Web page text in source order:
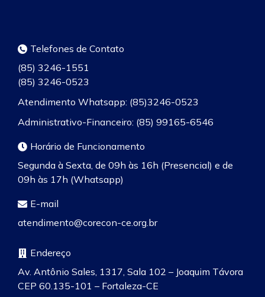
Telefones de Contato
(85) 3246-1551
(85) 3246-0523
Atendimento Whatsapp: (85)3246-0523
Administrativo-Financeiro: (85) 99165-6546
Horário de Funcionamento
Segunda à Sexta, de 09h às 16h (Presencial) e de
09h às 17h (Whatsapp)
E-mail
atendimento@corecon-ce.org.br
Endereço
Av. Antônio Sales, 1317, Sala 102 – Joaquim Távora
CEP 60.135-101 – Fortaleza-CE